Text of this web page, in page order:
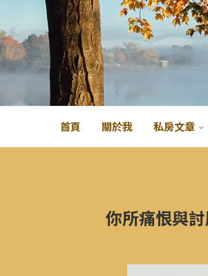
首頁 關於我 私房文章
你所痛恨與